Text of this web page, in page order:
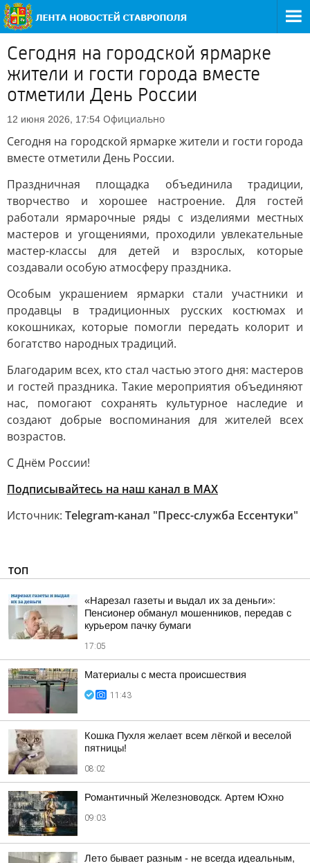
Сегодня на городской ярмарке
жители и гости города вместе
отметили День России
12 июня 2026, 17:54 Официально
Сегодня на городской ярмарке жители и гости города
вместе отметили День России.
Праздничная площадка объединила традиции,
творчество и хорошее настроение. Для гостей
работали ярмарочные ряды с изделиями местных
мастеров и угощениями, проходили увлекательные
мастер-классы для детей и взрослых, которые
создавали особую атмосферу праздника.
Особым украшением ярмарки стали участники и
продавцы в традиционных русских костюмах и
кокошниках, которые помогли передать колорит и
богатство народных традиций.
Благодарим всех, кто стал частью этого дня: мастеров
и гостей праздника. Такие мероприятия объединяют
нас, помогают сохранять культурное наследие и
создают добрые воспоминания для жителей всех
возрастов.
С Днём России!
Подписывайтесь на наш канал в MAX
Источник: Telegram-канал "Пресс-служба Ессентуки"
ТОП
«Нарезал газеты и выдал их за деньги»:
Пенсионер обманул мошенников, передав с
курьером пачку бумаги
17:05
Материалы с места происшествия
11:43
Кошка Пухля желает всем лёгкой и веселой
пятницы!
08:02
Романтичный Железноводск. Артем Юхно
09:03
Лето бывает разным - не всегда идеальным,